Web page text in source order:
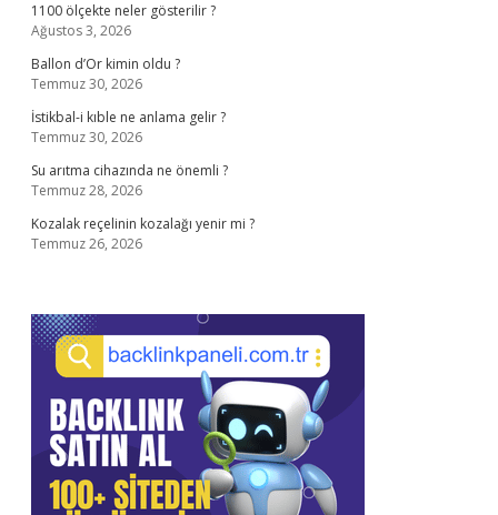
1100 ölçekte neler gösterilir ?
Ağustos 3, 2026
Ballon d’Or kimin oldu ?
Temmuz 30, 2026
İstikbal-i kıble ne anlama gelir ?
Temmuz 30, 2026
Su arıtma cihazında ne önemli ?
Temmuz 28, 2026
Kozalak reçelinin kozalağı yenir mi ?
Temmuz 26, 2026